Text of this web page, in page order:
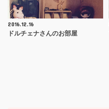
2016.12.16
ドルチェナさんのお部屋